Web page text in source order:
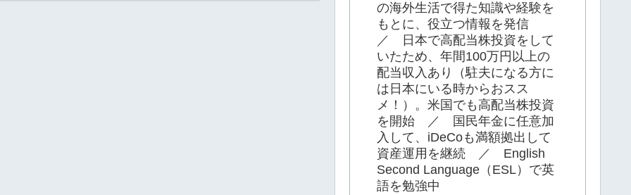
の海外生活で得た知識や経験を
もとに、役立つ情報を発信
／ 日本で高配当株投資をして
いたため、年間100万円以上の
配当収入あり（駐夫になる方に
は日本にいる時からおスス
メ！）。米国でも高配当株投資
を開始 ／ 国民年金に任意加
入して、iDeCoも満額拠出して
資産運用を継続 ／ English
Second Language（ESL）で英
語を勉強中